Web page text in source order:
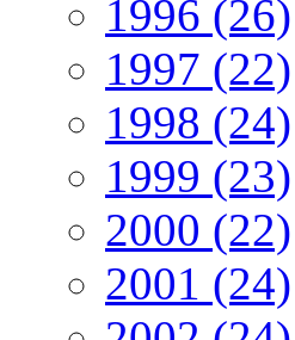
1996 (26)
1997 (22)
1998 (24)
1999 (23)
2000 (22)
2001 (24)